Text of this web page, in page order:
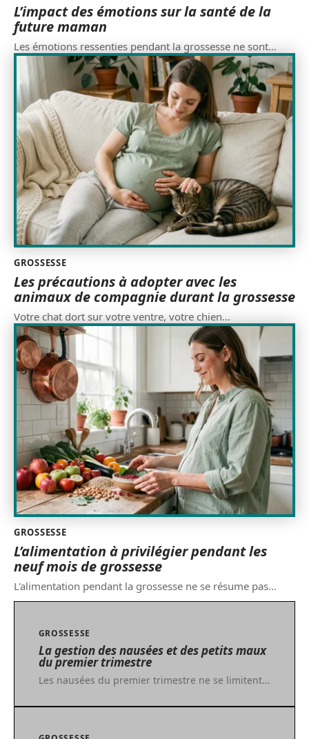
L’impact des émotions sur la santé de la
future maman
Les émotions ressenties pendant la grossesse ne sont…
GROSSESSE
Les précautions à adopter avec les
animaux de compagnie durant la grossesse
Votre chat dort sur votre ventre, votre chien…
GROSSESSE
L’alimentation à privilégier pendant les
neuf mois de grossesse
L'alimentation pendant la grossesse ne se résume pas…
GROSSESSE
La gestion des nausées et des petits maux
du premier trimestre
Les nausées du premier trimestre ne se limitent…